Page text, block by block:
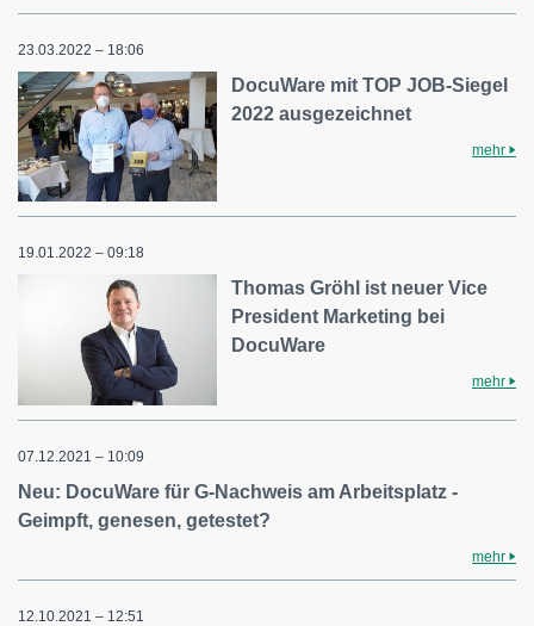
23.03.2022 – 18:06
DocuWare mit TOP JOB-Siegel
2022 ausgezeichnet
mehr
19.01.2022 – 09:18
Thomas Gröhl ist neuer Vice
President Marketing bei
DocuWare
mehr
07.12.2021 – 10:09
Neu: DocuWare für G-Nachweis am Arbeitsplatz -
Geimpft, genesen, getestet?
mehr
12.10.2021 – 12:51